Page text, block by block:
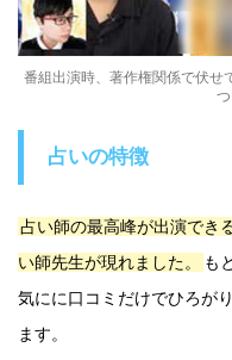
番組出演時、著作権関係で伏せ
占いの特徴
占い師の最高峰が出演でき
い師先生が現れました。
も
気にに口コミだけでひろが
ます。